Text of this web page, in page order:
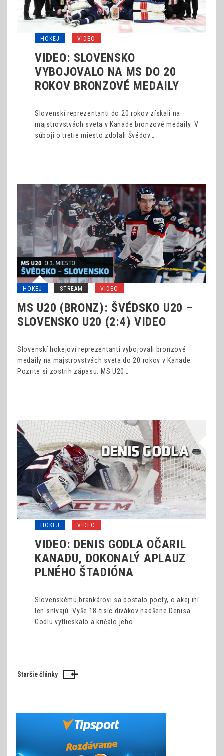
HOKEJ VIDEO
VIDEO: SLOVENSKO
VYBOJOVALO NA MS DO 20
ROKOV BRONZOVÉ MEDAILY
Slovenskí reprezentanti do 20 rokov získali na
majstrovstvách sveta v Kanade bronzové medaily. V
súboji o tretie miesto zdolali Švédov…
HOKEJ STREAM VIDEO
MS U20 (BRONZ): ŠVÉDSKO U20 –
SLOVENSKO U20 (2:4) VIDEO
Slovenskí hokejoví reprezentanti vybojovali bronzové
medaily na majstrovstvách sveta do 20 rokov v Kanade.
Pozrite si zostrih zápasu. MS U20…
HOKEJ VIDEO
VIDEO: DENIS GODLA OČARIL
KANADU, DOKONALÝ APLAUZ
PLNÉHO ŠTADIÓNA
Slovenskému brankárovi sa dostalo pocty, o akej iní
len snívajú. Vyše 18-tisíc divákov nadšene Denisa
Godlu vytlieskalo a kričalo jeho…
Navigácia
článkoch
Staršie články